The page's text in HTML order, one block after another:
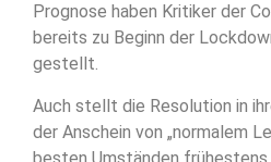
Prognose haben Kritiker der
bereits zu Beginn der
gestellt.
Auch stellt die Resolution in
der Anschein von „normalem
besten Umständen